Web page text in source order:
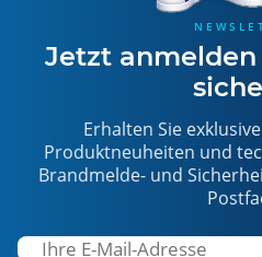
Jetzt anmelden
Erhalten Sie
Produktneuheiten und
Brandmelde- und